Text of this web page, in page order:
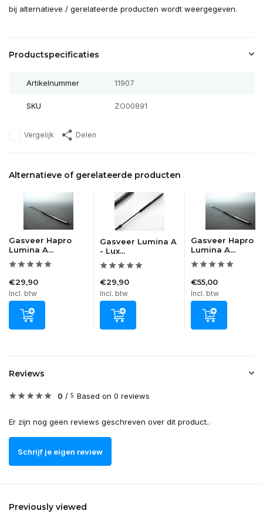
bij alternatieve / gerelateerde producten wordt weergegeven.
Productspecificaties
Artikelnummer 11907
SKU ZO00891
Vergelijk Delen
Alternatieve of gerelateerde producten
Gasveer Hapro
Lumina A...
€29,90
Incl. btw
Gasveer Lumina A
- Lux...
€29,90
Incl. btw
Gasveer Hapro
Lumina A...
€55,00
Incl. btw
Reviews
0 / 5 Based on 0 reviews
Er zijn nog geen reviews geschreven over dit product..
Schrijf je eigen review
Previously viewed